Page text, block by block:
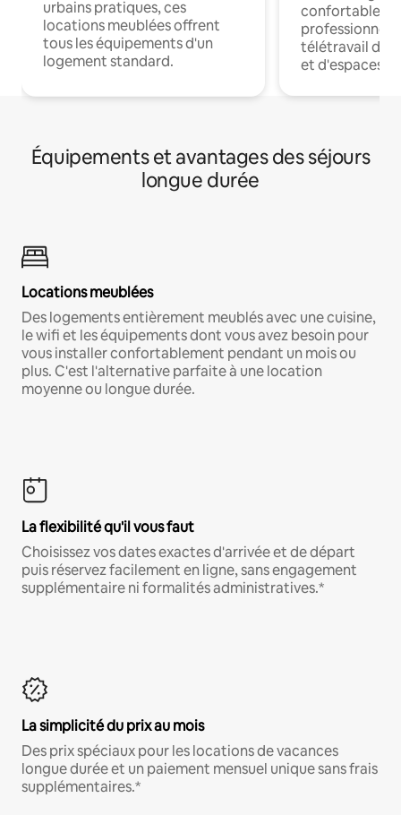
urbains pratiques, ces
locations meublées offrent
tous les équipements d'un
logement standard.
confortables
professionnels
télétravail
et d'espaces
Équipements et avantages des séjours
longue durée
Locations meublées
Des logements entièrement meublés avec une cuisine,
le wifi et les équipements dont vous avez besoin pour
vous installer confortablement pendant un mois ou
plus. C'est l'alternative parfaite à une location
moyenne ou longue durée.
La flexibilité qu'il vous faut
Choisissez vos dates exactes d'arrivée et de départ
puis réservez facilement en ligne, sans engagement
supplémentaire ni formalités administratives.*
La simplicité du prix au mois
Des prix spéciaux pour les locations de vacances
longue durée et un paiement mensuel unique sans frais
supplémentaires.*